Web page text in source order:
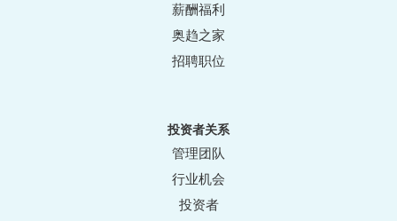
薪酬福利
奥趋之家
招聘职位
投资者关系
管理团队
行业机会
投资者